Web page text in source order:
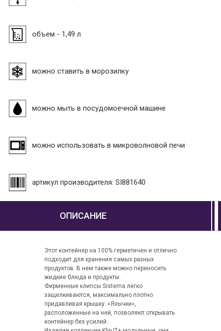
объем - 1,49 л
можно ставить в морозилку
можно мыть в посудомоечной машине
можно использовать в микроволновой печи
артикул производителя: SI881640
ОПИСАНИЕ
Этот контейнер на 100% герметичен и отлично
подходит для хранения самых разных
продуктов. В нем также можно переносить
жидкие блюда и продукты.
Фирменные клипсы Sistema легко
защелкиваются, максимально плотно
придавливая крышку. «Язычки»,
расположенные на ней, позволяют открывать
контейнер без усилий.